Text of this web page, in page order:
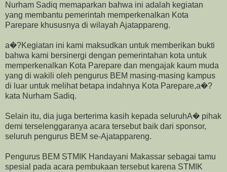
Nurham Sadiq memaparkan bahwa ini adalah kegiatan
yang membantu pemerintah memperkenalkan Kota
Parepare khususnya di wilayah Ajatappareng.
a�?Kegiatan ini kami maksudkan untuk memberikan bukti
bahwa kami bersinergi dengan pemerintahan kota untuk
memperkenalkan Kota Parepare dan mengajak kaum muda
yang di wakili oleh pengurus BEM masing-masing kampus
di luar untuk melihat betapa indahnya Kota Parepare,a�?
kata Nurham Sadiq.
Selain itu, dia juga berterima kasih kepada seluruhA� pihak
demi terselenggaranya acara tersebut baik dari sponsor,
seluruh pengurus BEM se-Ajatappareng.
Pengurus BEM STMIK Handayani Makassar sebagai tamu
spesial pada acara pembukaan tersebut karena STMIK